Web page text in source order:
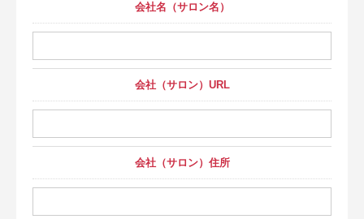
会社名（サロン名）
会社（サロン）URL
会社（サロン）住所